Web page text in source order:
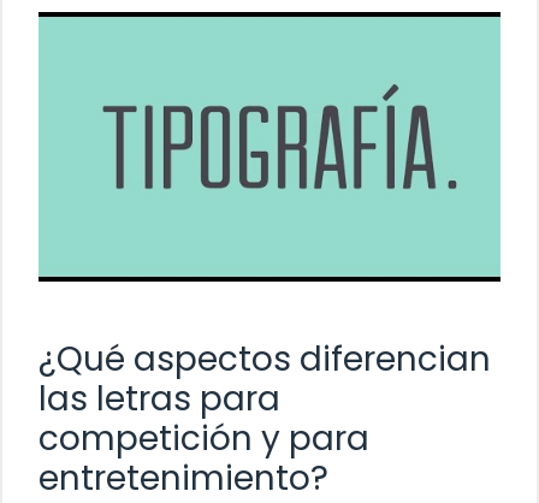
¿Qué aspectos diferencian
las letras para
competición y para
entretenimiento?